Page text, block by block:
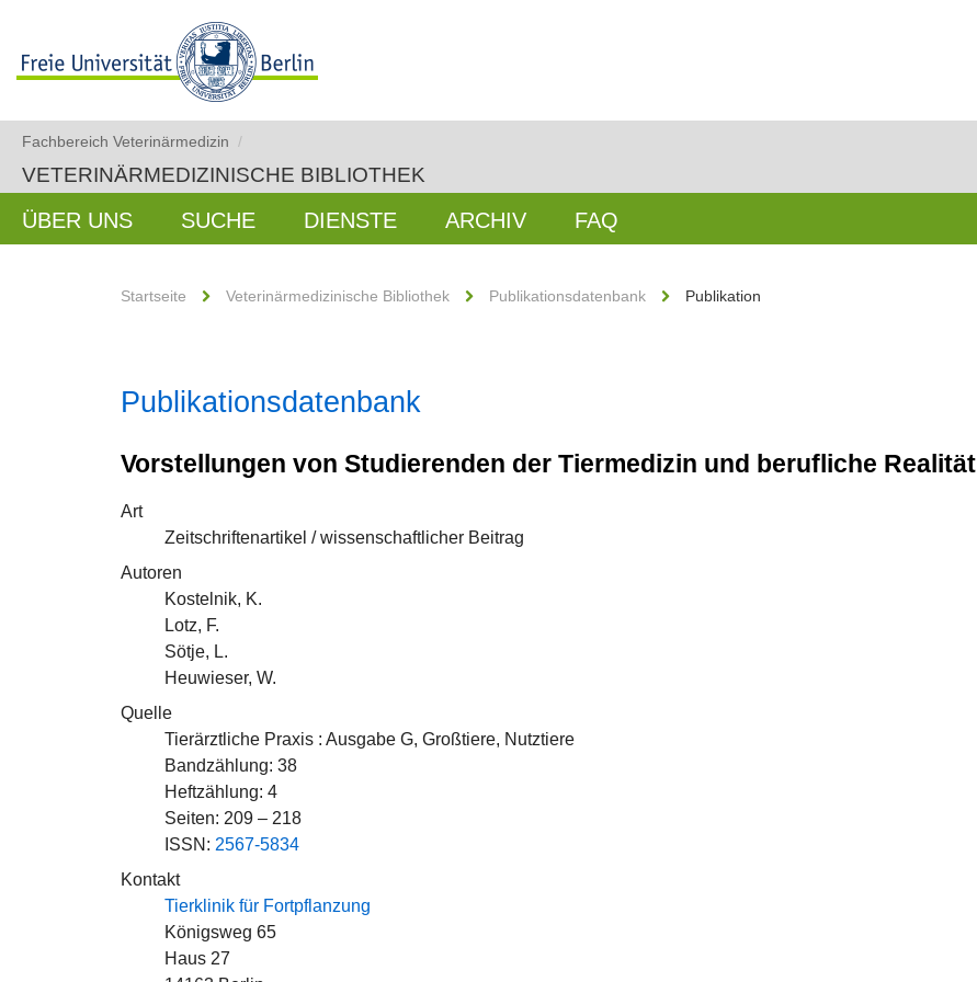
Fachbereich Veterinärmedizin /
VETERINÄRMEDIZINISCHE BIBLIOTHEK
ÜBER UNS SUCHE DIENSTE ARCHIV FAQ
Startseite Veterinärmedizinische Bibliothek Publikationsdatenbank Publikation
Publikationsdatenbank
Vorstellungen von Studierenden der Tiermedizin und berufliche Realität
Art
Zeitschriftenartikel / wissenschaftlicher Beitrag
Autoren
Kostelnik, K.
Lotz, F.
Sötje, L.
Heuwieser, W.
Quelle
Tierärztliche Praxis : Ausgabe G, Großtiere, Nutztiere
Bandzählung: 38
Heftzählung: 4
Seiten: 209 – 218
ISSN: 2567-5834
Kontakt
Tierklinik für Fortpflanzung
Königsweg 65
Haus 27